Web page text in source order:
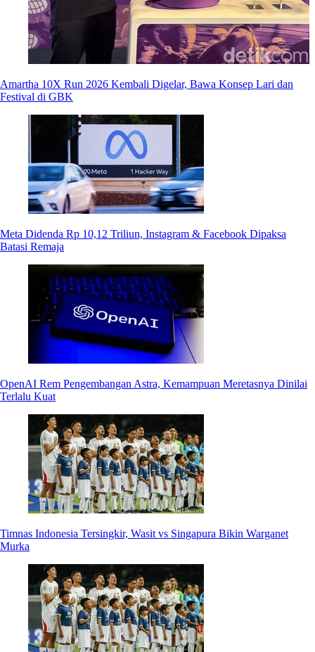
Amartha 10X Run 2026 Kembali Digelar, Bawa Konsep Lari dan
Festival di GBK
Meta Didenda Rp 10,12 Triliun, Instagram & Facebook Dipaksa
Batasi Remaja
OpenAI Rem Pengembangan Astra, Kemampuan Meretasnya Dinilai
Terlalu Kuat
Timnas Indonesia Tersingkir, Wasit vs Singapura Bikin Warganet
Murka